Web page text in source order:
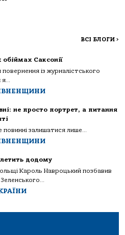
ВСІ БЛОГИ >
обіймах Саксонії
із журналістського
не просто портрет, а питання
повинні залишатися лише...
додому
Кароль Навроцький позбавив